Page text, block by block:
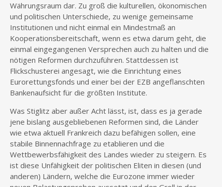
Währungsraum dar. Zu groß die kulturellen, ökonomischen
und politischen Unterschiede, zu wenige gemeinsame
Institutionen und nicht einmal ein Mindestmaß an
Kooperationsbereitschaft, wenn es etwa darum geht, die
einmal eingegangenen Versprechen auch zu halten und die
nötigen Reformen durchzuführen. Stattdessen ist
Flickschusterei angesagt, wie die Einrichtung eines
Eurorettungsfonds und einer bei der EZB angeflanschten
Bankenaufsicht für die größten Institute.
Was Stiglitz aber außer Acht lässt, ist, dass es ja gerade
jene bislang ausgebliebenen Reformen sind, die Länder
wie etwa aktuell Frankreich dazu befähigen sollen, eine
stabile Binnennachfrage zu etablieren und die
Wettbewerbsfähigkeit des Landes wieder zu steigern. Es
ist diese Unfähigkeit der politischen Eliten in diesen (und
anderen) Ländern, welche die Eurozone immer wieder